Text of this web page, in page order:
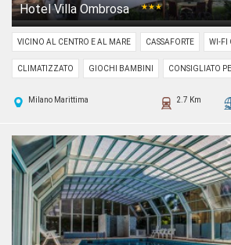
Hotel Villa Ombrosa ★★★
VICINO AL CENTRO E AL MARE CASSAFORTE WI-FI
CLIMATIZZATO GIOCHI BAMBINI CONSIGLIATO
Milano Marittima 2.7 Km